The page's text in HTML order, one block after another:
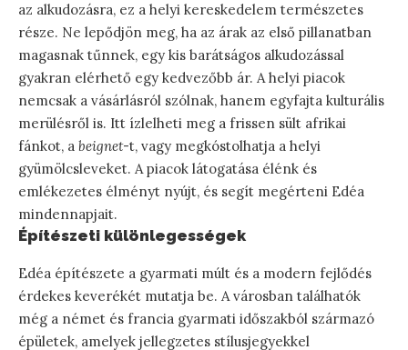
az alkudozásra, ez a helyi kereskedelem természetes
része. Ne lepődjön meg, ha az árak az első pillanatban
magasnak tűnnek, egy kis barátságos alkudozással
gyakran elérhető egy kedvezőbb ár. A helyi piacok
nemcsak a vásárlásról szólnak, hanem egyfajta kulturális
merülésről is. Itt ízlelheti meg a frissen sült afrikai
fánkot, a beignet-t, vagy megkóstolhatja a helyi
gyümölcsleveket. A piacok látogatása élénk és
emlékezetes élményt nyújt, és segít megérteni Edéa
mindennapjait.
Építészeti különlegességek
Edéa építészete a gyarmati múlt és a modern fejlődés
érdekes keverékét mutatja be. A városban találhatók
még a német és francia gyarmati időszakból származó
épületek, amelyek jellegzetes stílusjegyekkel